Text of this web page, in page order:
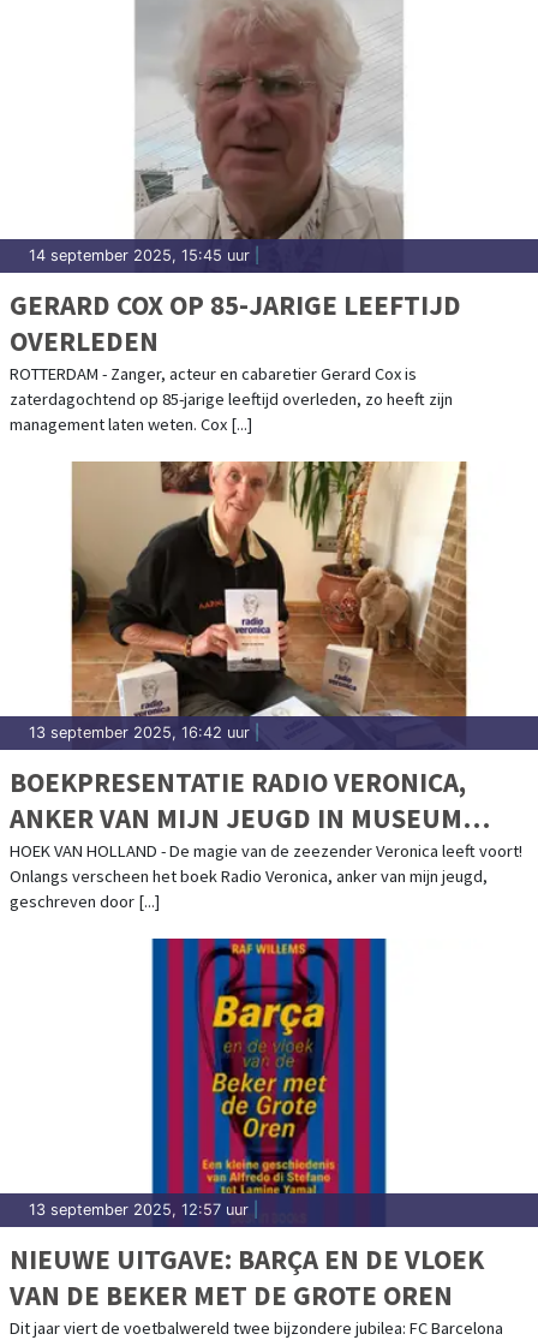
14 september 2025, 15:45 uur
GERARD COX OP 85-JARIGE LEEFTIJD
OVERLEDEN
ROTTERDAM - Zanger, acteur en cabaretier Gerard Cox is
zaterdagochtend op 85-jarige leeftijd overleden, zo heeft zijn
management laten weten. Cox [...]
13 september 2025, 16:42 uur
BOEKPRESENTATIE RADIO VERONICA,
ANKER VAN MIJN JEUGD IN MUSEUM
ROCKART
HOEK VAN HOLLAND - De magie van de zeezender Veronica leeft voort!
Onlangs verscheen het boek Radio Veronica, anker van mijn jeugd,
geschreven door [...]
13 september 2025, 12:57 uur
NIEUWE UITGAVE: BARÇA EN DE VLOEK
VAN DE BEKER MET DE GROTE OREN
Dit jaar viert de voetbalwereld twee bijzondere jubilea: FC Barcelona